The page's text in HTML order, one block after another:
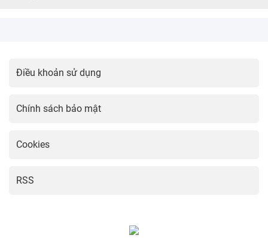
Điều khoản sử dụng
Chính sách bảo mật
Cookies
RSS